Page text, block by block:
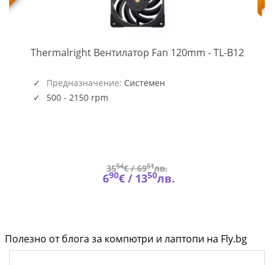
Thermalright Вентилатор Fan 120mm - TL-B12TL-
Предназначение: Системен
500 - 2150 rpm
3554€ /6951лв.
690€ / 1350лв.
Полезно от блога за компютри и лаптопи на Fly.bg